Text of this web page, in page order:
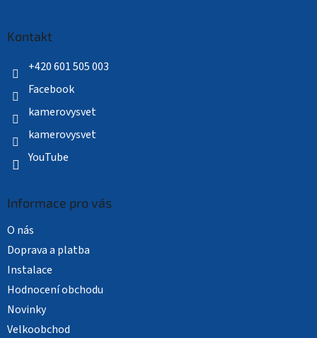
Kontakt
+420 601 505 003
Facebook
kamerovysvet
kamerovysvet
YouTube
Informace pro vás
O nás
Doprava a platba
Instalace
Hodnocení obchodu
Novinky
Velkoobchod